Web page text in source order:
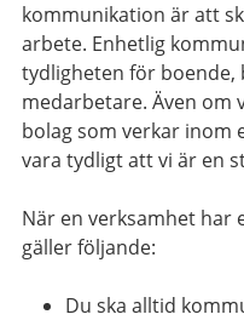
kommunikation är att
arbete. Enhetlig
tydligheten för boende,
medarbetare. Även om
bolag som verkar inom
vara tydligt att vi är en
När en verksamhet har
gäller följande:
Du ska alltid